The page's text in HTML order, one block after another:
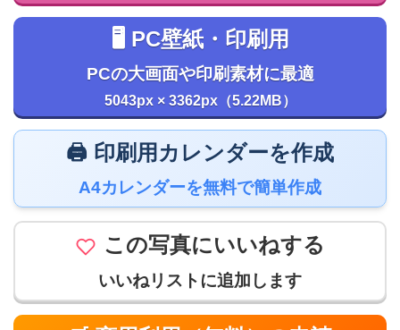
🖥️ PC壁紙・印刷用
PCの大画面や印刷素材に最適
5043px × 3362px（5.22MB）
🖨️ 印刷用カレンダーを作成
A4カレンダーを無料で簡単作成
この写真にいいねする
いいねリストに追加します